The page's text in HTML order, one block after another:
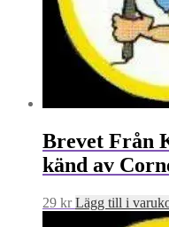
Brevet Från
känd av
29 kr Lägg till i